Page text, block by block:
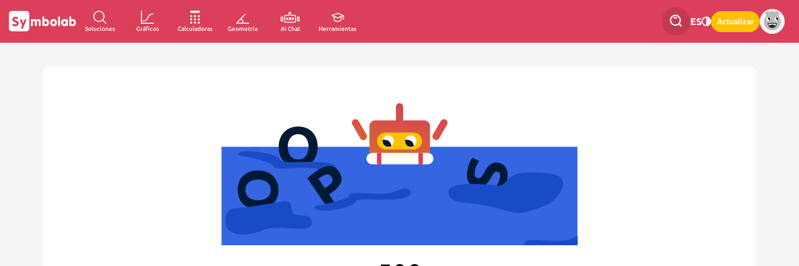
Soluciones Gráficos Calculadoras Geometría AI Chat Herramientas
ES Actualizar